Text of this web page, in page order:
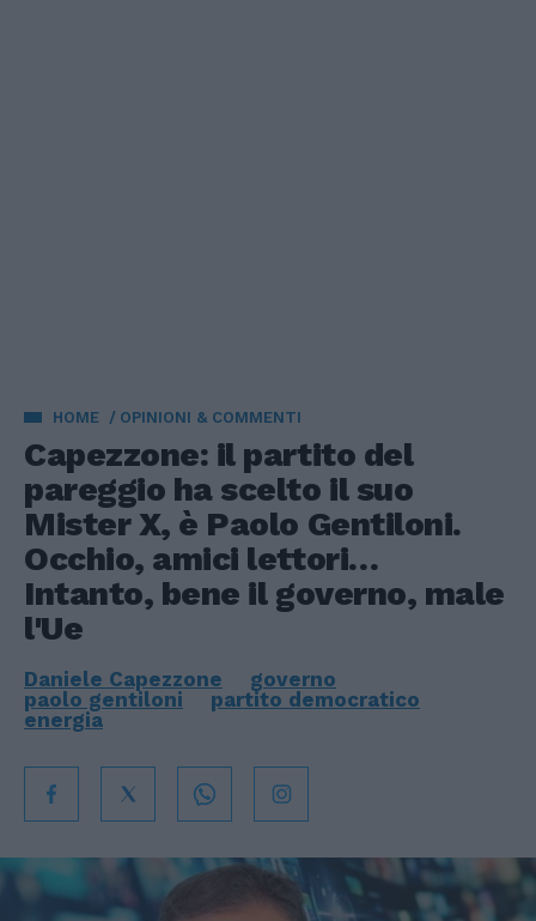
HOME OPINIONI & COMMENTI
Capezzone: il partito del
pareggio ha scelto il suo
Mister X, è Paolo Gentiloni.
Occhio, amici lettori…
Intanto, bene il governo, male
l'Ue
Daniele Capezzone
governo
paolo gentiloni
partito democratico
energia